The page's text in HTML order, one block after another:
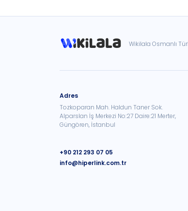
Wikilala Osmanlı
Adres
Tozkoparan Mah. Haldun Taner Sok.
Alparslan İş Merkezi No:27 Daire:21 Merter,
Güngören, İstanbul
+90 212 293 07 05
info@hiperlink.com.tr